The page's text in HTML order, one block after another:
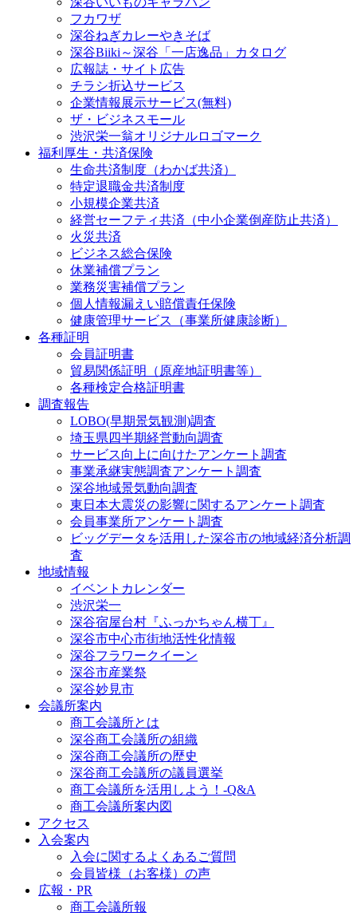
フカワザ
深谷ねぎカレーやきそば
深谷Biiki～深谷「一店逸品」カタログ
広報誌・サイト広告
チラシ折込サービス
企業情報展示サービス(無料)
ザ・ビジネスモール
渋沢栄一翁オリジナルロゴマーク
福利厚生・共済保険
生命共済制度（わかば共済）
特定退職金共済制度
小規模企業共済
経営セーフティ共済（中小企業倒産防止共済）
火災共済
ビジネス総合保険
休業補償プラン
業務災害補償プラン
個人情報漏えい賠償責任保険
健康管理サービス（事業所健康診断）
各種証明
会員証明書
貿易関係証明（原産地証明書等）
各種検定合格証明書
調査報告
LOBO(早期景気観測)調査
埼玉県四半期経営動向調査
サービス向上に向けたアンケート調査
事業承継実態調査アンケート調査
深谷地域景気動向調査
東日本大震災の影響に関するアンケート調査
会員事業所アンケート調査
ビッグデータを活用した深谷市の地域経済分析調
査
地域情報
イベントカレンダー
渋沢栄一
深谷宿屋台村『ふっかちゃん横丁』
深谷市中心市街地活性化情報
深谷フラワークイーン
深谷市産業祭
深谷妙見市
会議所案内
商工会議所とは
深谷商工会議所の組織
深谷商工会議所の歴史
深谷商工会議所の議員選挙
商工会議所を活用しよう！-Q&A
商工会議所案内図
アクセス
入会案内
入会に関するよくあるご質問
会員皆様（お客様）の声
広報・PR
商工会議所報